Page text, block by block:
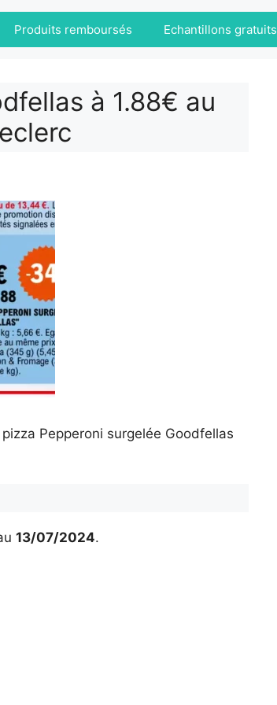
Produits remboursés Echantillons gratuits
à 1.88€ au
Pepperoni surgelée Goodfellas
13/07/2024.